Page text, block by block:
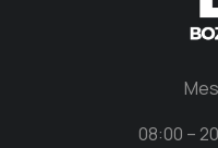
08:00 –